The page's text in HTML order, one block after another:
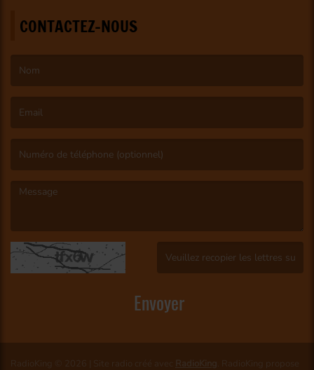
CONTACTEZ-NOUS
Envoyer